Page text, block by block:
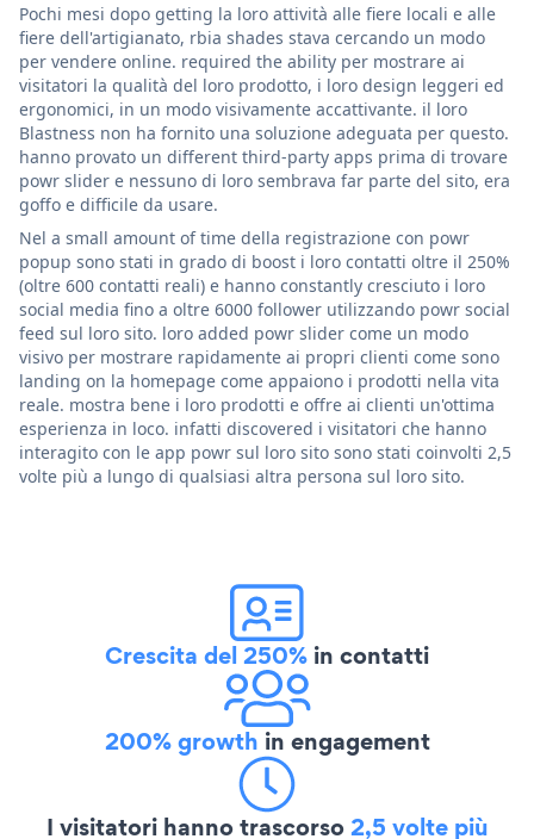
Pochi mesi dopo getting la loro attività alle fiere locali e alle
fiere dell'artigianato, rbia shades stava cercando un modo
per vendere online. required the ability per mostrare ai
visitatori la qualità del loro prodotto, i loro design leggeri ed
ergonomici, in un modo visivamente accattivante. il loro
Blastness non ha fornito una soluzione adeguata per questo.
hanno provato un different third-party apps prima di trovare
powr slider e nessuno di loro sembrava far parte del sito, era
goffo e difficile da usare.
Nel a small amount of time della registrazione con powr
popup sono stati in grado di boost i loro contatti oltre il 250%
(oltre 600 contatti reali) e hanno constantly cresciuto i loro
social media fino a oltre 6000 follower utilizzando powr social
feed sul loro sito. loro added powr slider come un modo
visivo per mostrare rapidamente ai propri clienti come sono
landing on la homepage come appaiono i prodotti nella vita
reale. mostra bene i loro prodotti e offre ai clienti un'ottima
esperienza in loco. infatti discovered i visitatori che hanno
interagito con le app powr sul loro sito sono stati coinvolti 2,5
volte più a lungo di qualsiasi altra persona sul loro sito.
Crescita del 250% in contatti
200% growth in engagement
I visitatori hanno trascorso2,5 volte più